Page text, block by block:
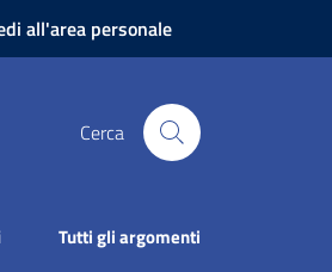
all'area personale
Cerca
Tutti gli argomenti